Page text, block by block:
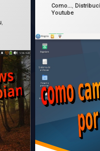
,
Categorías:
Como...,
Youtube
tutoriales